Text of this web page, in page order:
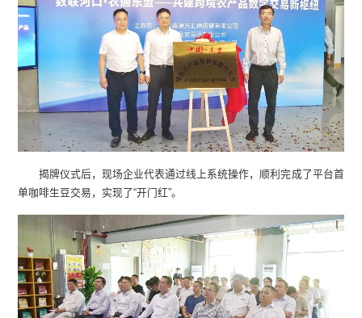
揭牌仪式后，现场企业代表通过线上系统操作，顺利完成了平台首
单咖啡生豆交易，实现了“开门红”。